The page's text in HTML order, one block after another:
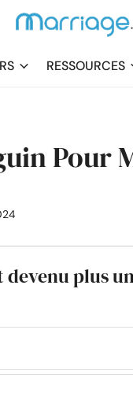
RESSOURCES
Pour
devenu plus